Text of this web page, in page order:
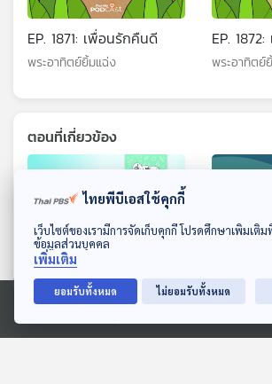
ดาวน์โหลด Thai PBS Podcast Application
Ⓒ 2020 องค์การกระจายเสียงและแพร่ภาพสาธารณะแห่งประเทศไทย
EP. 1871: เพื่อนรักคืนดี
พระอาทิตย์ยิ้มแฉ่ง
EP.
พระอาทิตย์
ตอนที่เกี่ยวข้อง
EP.
ไทยพีบีเอสใช้คุกกี้
เว็บไซต์ของเรามีการจัดเก็บคุกกี้ โปรดศึกษาเพิ่มเติ
ข้อมูลส่วนบุคคล
เพิ่มเติม
ยอมรับทั้งหมด ไม่ยอมรับทั้งหมด